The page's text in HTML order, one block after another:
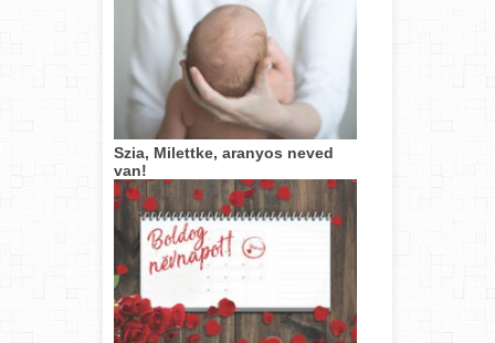
Szia, Milettke, aranyos neved
van!